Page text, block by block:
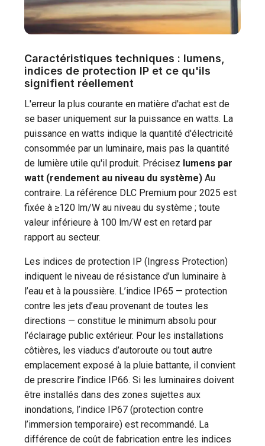
Caractéristiques techniques : lumens,
indices de protection IP et ce qu'ils
signifient réellement
L'erreur la plus courante en matière d'achat est de
se baser uniquement sur la puissance en watts. La
puissance en watts indique la quantité d'électricité
consommée par un luminaire, mais pas la quantité
de lumière utile qu'il produit. Précisez lumens par
watt (rendement au niveau du système) Au
contraire. La référence DLC Premium pour 2025 est
fixée à ≥120 lm/W au niveau du système ; toute
valeur inférieure à 100 lm/W est en retard par
rapport au secteur.
Les indices de protection IP (Ingress Protection)
indiquent le niveau de résistance d’un luminaire à
l’eau et à la poussière. L’indice IP65 — protection
contre les jets d’eau provenant de toutes les
directions — constitue le minimum absolu pour
l’éclairage public extérieur. Pour les installations
côtières, les viaducs d’autoroute ou tout autre
emplacement exposé à la pluie battante, il convient
de prescrire l’indice IP66. Si les luminaires doivent
être installés dans des zones sujettes aux
inondations, l’indice IP67 (protection contre
l’immersion temporaire) est recommandé. La
différence de coût de fabrication entre les indices